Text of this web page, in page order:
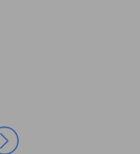
Anka Palace